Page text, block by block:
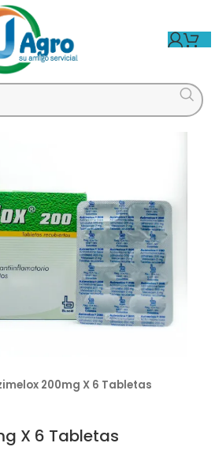
200mg X 6 Tabletas
X 6 Tabletas